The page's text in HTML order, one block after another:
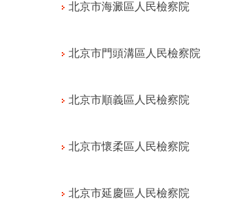
北京市海澱區人民檢察院
北京市門頭溝區人民檢察院
北京市順義區人民檢察院
北京市懷柔區人民檢察院
北京市延慶區人民檢察院